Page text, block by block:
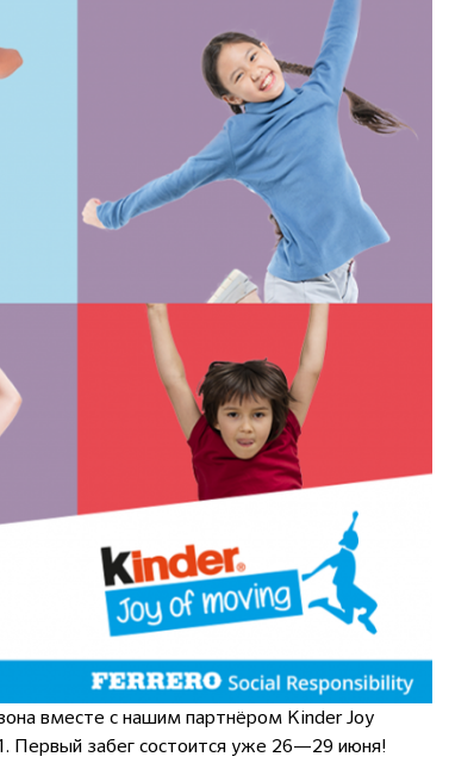
вместе с нашим партнёром Kinder Joy
Первый забег состоится уже 26—29 июня!